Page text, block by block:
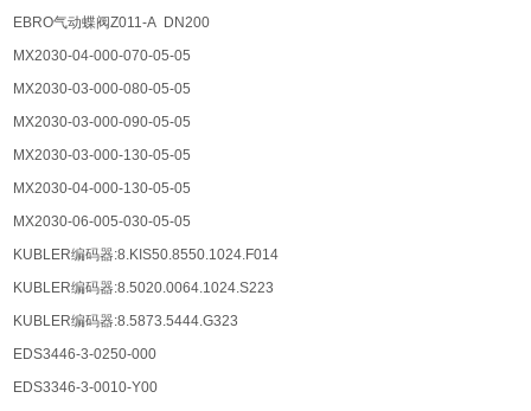
EBRO气动蝶阀Z011-A DN200
MX2030-04-000-070-05-05
MX2030-03-000-080-05-05
MX2030-03-000-090-05-05
MX2030-03-000-130-05-05
MX2030-04-000-130-05-05
MX2030-06-005-030-05-05
KUBLER编码器:8.KIS50.8550.1024.F014
KUBLER编码器:8.5020.0064.1024.S223
KUBLER编码器:8.5873.5444.G323
EDS3446-3-0250-000
EDS3346-3-0010-Y00